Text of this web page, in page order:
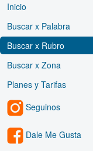
Inicio
Buscar x Palabra
Buscar x Rubro
Buscar x Zona
Planes y Tarifas
Seguinos
Dale Me Gusta